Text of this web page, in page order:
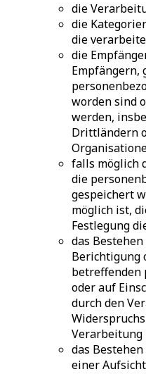
die
die
die
die
Empfängern,
worden sind
werden,
Drittländern
falls möglich
die
gespeichert
möglich ist,
Festlegung
das
Berichtigung
betreffenden
oder auf
durch den
Verarbeitung
das
einer